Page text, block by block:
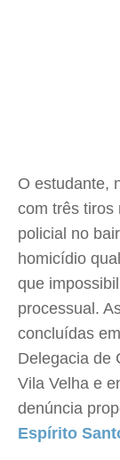
O estudante,
com três tiros
policial no
homicídio
que
processual.
concluídas
Delegacia de
Vila Velha e
denúncia
Espírito